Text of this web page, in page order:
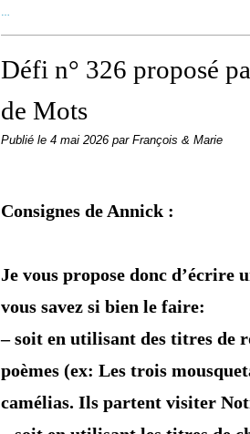
Défi n° 326 proposé
de Mots
Publié le 4 mai 2026 par François & Marie
Consignes de Annick :
Je vous propose donc d’écrire
vous savez si bien le faire:
– soit en utilisant des titres de
poèmes (ex: Les trois
camélias. Ils partent visiter